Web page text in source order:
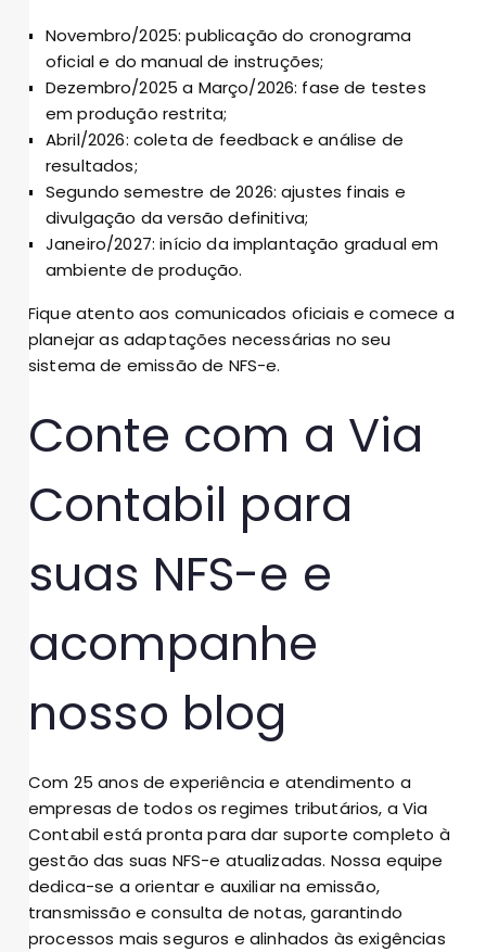
Novembro/2025: publicação do cronograma
oficial e do manual de instruções;
Dezembro/2025 a Março/2026: fase de testes
em produção restrita;
Abril/2026: coleta de feedback e análise de
resultados;
Segundo semestre de 2026: ajustes finais e
divulgação da versão definitiva;
Janeiro/2027: início da implantação gradual em
ambiente de produção.
Fique atento aos comunicados oficiais e comece a
planejar as adaptações necessárias no seu
sistema de emissão de NFS-e.
Conte com a Via
Contabil para
suas NFS-e e
acompanhe
nosso blog
Com 25 anos de experiência e atendimento a
empresas de todos os regimes tributários, a Via
Contabil está pronta para dar suporte completo à
gestão das suas NFS-e atualizadas. Nossa equipe
dedica-se a orientar e auxiliar na emissão,
transmissão e consulta de notas, garantindo
processos mais seguros e alinhados às exigências